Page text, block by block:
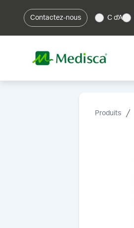
Contactez-nous C d'A
Produits